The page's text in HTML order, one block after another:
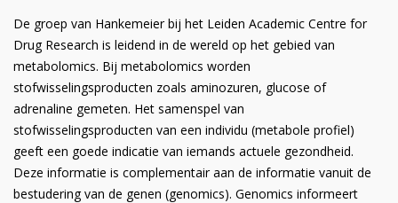
De groep van Hankemeier bij het Leiden Academic Centre for
Drug Research is leidend in de wereld op het gebied van
metabolomics. Bij metabolomics worden
stofwisselingsproducten zoals aminozuren, glucose of
adrenaline gemeten. Het samenspel van
stofwisselingsproducten van een individu (metabole profiel)
geeft een goede indicatie van iemands actuele gezondheid.
Deze informatie is complementair aan de informatie vanuit de
bestudering van de genen (genomics). Genomics informeert